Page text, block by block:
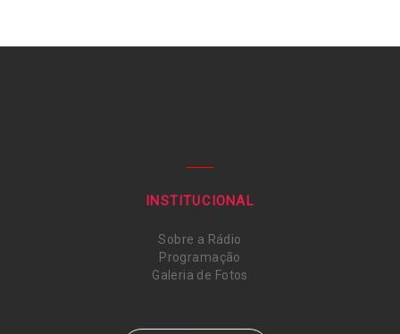
INSTITUCIONAL
Sobre a Rádio
Programação
Galeria de Fotos